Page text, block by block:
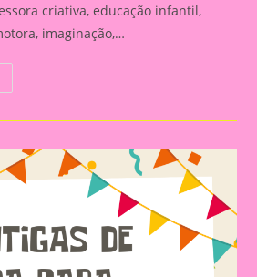
criativa, educação infantil,
imaginação,…